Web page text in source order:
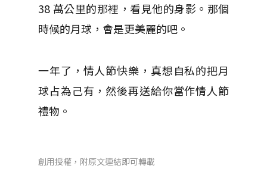
38 萬公里的那裡，看見他的身影。那個
時候的月球，會是更美麗的吧。
一年了，情人節快樂，真想自私的把月
球占為己有，然後再送給你當作情人節
禮物。
創用授權，附原文連結即可轉載